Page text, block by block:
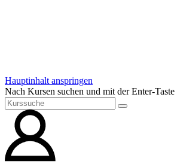
Hauptinhalt anspringen
Nach Kursen suchen und mit der Enter-Taste